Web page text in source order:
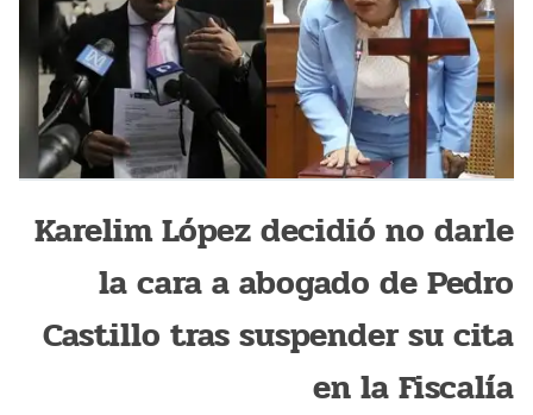
Karelim López decidió no darle
la cara a abogado de Pedro
Castillo tras suspender su cita
en la Fiscalía